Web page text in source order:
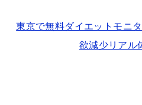
東京で無料ダイエットモニ
欲減少リアル